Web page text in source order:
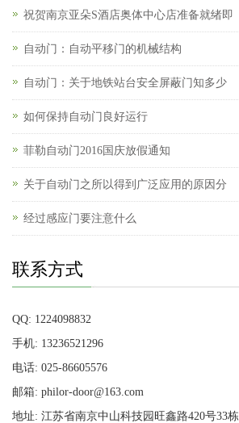
祝贺南京亚朵S酒店奥体中心店准备就绪即
自动门：自动平移门的机械结构
自动门：关于地铁站台安全屏蔽门知多少
如何保持自动门良好运行
菲勒自动门2016国庆放假通知
关于自动门之所以得到广泛应用的原因分
经过感应门要注意什么
联系方式
QQ: 1224098832
手机: 13236521296
电话: 025-86605576
邮箱: philor-door@163.com
地址: 江苏省南京中山科技园旺鑫路420号33栋